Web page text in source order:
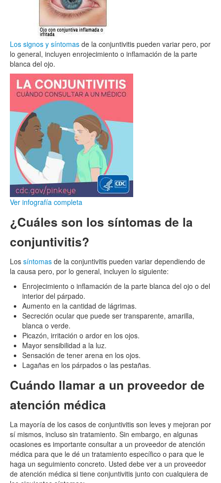
Los signos y síntomas de la conjuntivitis pueden variar pero, por
lo general, incluyen enrojecimiento o inflamación de la parte
blanca del ojo.
Ver infografía completa
¿Cuáles son los síntomas de la
conjuntivitis?
Los síntomas de la conjuntivitis pueden variar dependiendo de
la causa pero, por lo general, incluyen lo siguiente:
Enrojecimiento o inflamación de la parte blanca del ojo o del
interior del párpado.
Aumento en la cantidad de lágrimas.
Secreción ocular que puede ser transparente, amarilla,
blanca o verde.
Picazón, irritación o ardor en los ojos.
Mayor sensibilidad a la luz.
Sensación de tener arena en los ojos.
Lagañas en los párpados o las pestañas.
Cuándo llamar a un proveedor de
atención médica
La mayoría de los casos de conjuntivitis son leves y mejoran por
sí mismos, incluso sin tratamiento. Sin embargo, en algunas
ocasiones es importante consultar a un proveedor de atención
médica para que le dé un tratamiento específico o para que le
haga un seguimiento concreto. Usted debe ver a un proveedor
de atención médica si tiene conjuntivitis junto con cualquiera de